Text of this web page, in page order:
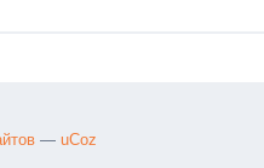
— uCoz